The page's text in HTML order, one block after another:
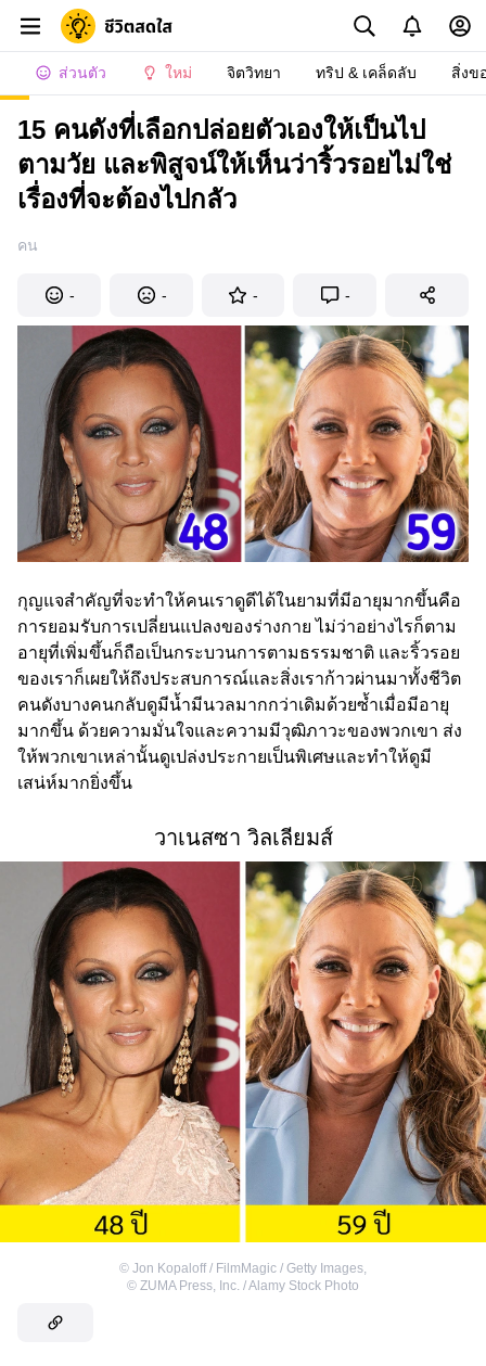
ส่วนตัว ใหม่ จิตวิทยา ทริป & เคล็ดลับ สิ่งข
15 คนดังที่เลือกปล่อยตัวเองให้เป็นไป
ตามวัย และพิสูจน์ให้เห็นว่าริ้วรอยไม่ใช่
เรื่องที่จะต้องไปกลัว
คน
- - - -
กุญแจสำคัญที่จะทำให้คนเราดูดีได้ในยามที่มีอายุมากขึ้นคือ
การยอมรับการเปลี่ยนแปลงของร่างกาย ไม่ว่าอย่างไรก็ตาม
อายุที่เพิ่มขึ้นก็ถือเป็นกระบวนการตามธรรมชาติ และริ้วรอย
ของเราก็เผยให้ถึงประสบการณ์และสิ่งเราก้าวผ่านมาทั้งชีวิต
คนดังบางคนกลับดูมีน้ำมีนวลมากกว่าเดิมด้วยซ้ำเมื่อมีอายุ
มากขึ้น ด้วยความมั่นใจและความมีวุฒิภาวะของพวกเขา ส่ง
ให้พวกเขาเหล่านั้นดูเปล่งประกายเป็นพิเศษและทำให้ดูมี
เสน่ห์มากยิ่งขึ้น
วาเนสซา วิลเลียมส์
© Jon Kopaloff / FilmMagic / Getty Images,
© ZUMA Press, Inc. / Alamy Stock Photo